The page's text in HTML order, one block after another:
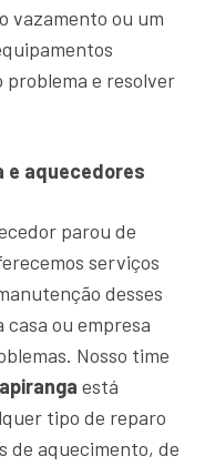
vazamento ou um
problema e resolver
e aquecedores
parou de
serviços
desses
ou empresa
Nosso time
está
tipo de reparo
de aquecimento, de